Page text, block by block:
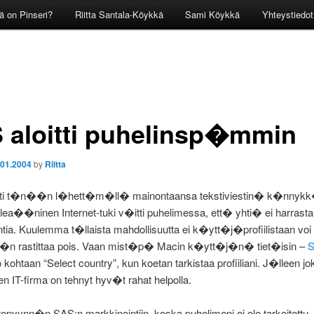
on Pinseri? Riitta Santala-Köykkä Sami Köykkä Yhteystiedot
aloitti puhelinsp�mmin
by Riitta
t�n��n l�hett�m�ll� mainontaansa tekstiviestin�
Internet-tuki v�itti puhelimessa, ett� yhti� ei
Kuulemma t�llaista mahdollisuutta ei k�ytt�j�profiilistaan voi
rastittaa pois. Vaan mist�p� Macin k�ytt�j�n� tiet�isin –
kohtaan “Select country”, kun koetan tarkistaa profiiliani. J�lleen
IT-firma on tehnyt hyv�t rahat helpolla.